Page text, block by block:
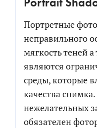
Портретные
неправильного
мягкость теней
являются
среды, которые
качества
нежелательных
обязателен